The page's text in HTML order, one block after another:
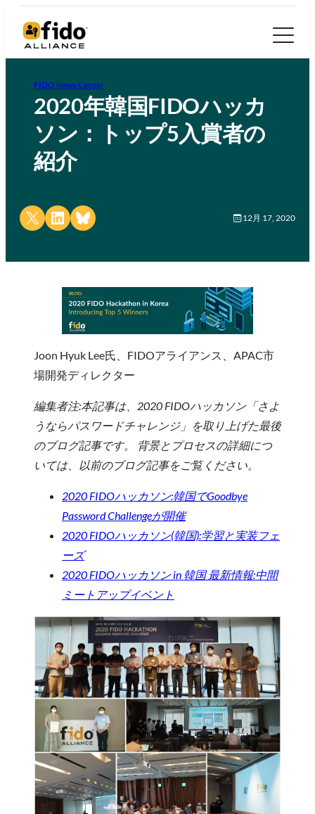
FIDO News Center
2020年韓国FIDOハッカ
ソン：トップ5入賞者の
紹介
Share on X Share on LinkedIn
Share on Bluesky 12月 17, 2020
Joon Hyuk Lee氏、FIDOアライアンス、APAC市
場開発ディレクター
編集者注:本記事は、2020 FIDOハッカソン「さよ
うならパスワードチャレンジ」を取り上げた最後
のブログ記事です。 背景とプロセスの詳細につ
いては、以前のブログ記事をご覧ください。
2020 FIDOハッカソン:韓国でGoodbye
Password Challengeが開催
2020 FIDOハッカソン(韓国):学習と実装フェ
ーズ
2020 FIDOハッカソン in 韓国 最新情報:中間
ミートアップイベント